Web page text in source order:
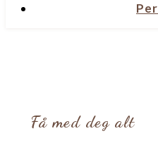
Få med deg alt